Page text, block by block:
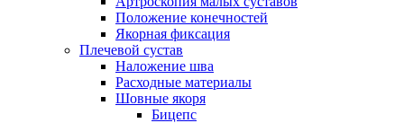
Положение конечностей
Якорная фиксация
Плечевой сустав
Наложение шва
Расходные материалы
Шовные якоря
Бицепс